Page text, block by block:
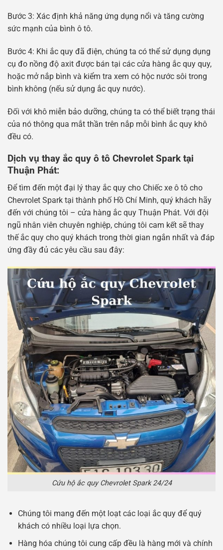
Bước 3: Xác định khả năng ứng dụng nổi và tăng cường
sức mạnh của bình ô tô.
Bước 4: Khi ắc quy đã điện, chúng ta có thể sử dụng dụng
cụ đo nồng độ axit được bán tại các cửa hàng ắc quy quy,
hoặc mở nắp bình và kiểm tra xem có hộc nước sôi trong
bình không (nếu sử dụng ắc quy nước).
Đối với khô miễn bảo dưỡng, chúng ta có thể biết trạng thái
của nó thông qua mắt thần trên nắp mỗi bình ắc quy khô
đều có.
Dịch vụ thay ắc quy ô tô Chevrolet Spark tại
Thuận Phát:
Để tìm đến một đại lý thay ắc quy cho Chiếc xe ô tô cho
Chevrolet Spark tại thành phố Hồ Chí Minh, quý khách hãy
đến với chúng tôi – cửa hàng ắc quy Thuận Phát. Với đội
ngũ nhân viên chuyên nghiệp, chúng tôi cam kết sẽ thay
thế ắc quy cho quý khách trong thời gian ngắn nhất và đáp
ứng đầy đủ các yêu cầu sau đây:
Cứu hộ ắc quy Chevrolet Spark 24/24
Chúng tôi mang đến một loạt các loại ắc quy để quý
khách có nhiều loại lựa chọn.
Hàng hóa chúng tôi cung cấp đều là hàng mới và chính